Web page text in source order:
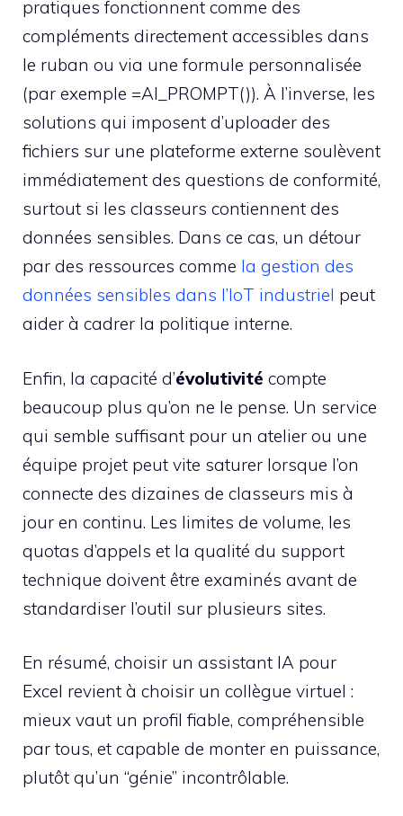
pratiques fonctionnent comme des
compléments directement accessibles dans
le ruban ou via une formule personnalisée
(par exemple =AI_PROMPT()). À l’inverse, les
solutions qui imposent d’uploader des
fichiers sur une plateforme externe soulèvent
immédiatement des questions de conformité,
surtout si les classeurs contiennent des
données sensibles. Dans ce cas, un détour
par des ressources comme la gestion des
données sensibles dans l’IoT industriel peut
aider à cadrer la politique interne.
Enfin, la capacité d’évolutivité compte
beaucoup plus qu’on ne le pense. Un service
qui semble suffisant pour un atelier ou une
équipe projet peut vite saturer lorsque l’on
connecte des dizaines de classeurs mis à
jour en continu. Les limites de volume, les
quotas d’appels et la qualité du support
technique doivent être examinés avant de
standardiser l’outil sur plusieurs sites.
En résumé, choisir un assistant IA pour
Excel revient à choisir un collègue virtuel :
mieux vaut un profil fiable, compréhensible
par tous, et capable de monter en puissance,
plutôt qu’un “génie” incontrôlable.